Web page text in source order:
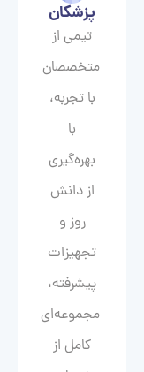
پزشکان
تیمی از
متخصصان
با تجربه،
با
بهره‌گیری
از دانش
روز و
تجهیزات
پیشرفته،
مجموعه‌ای
کامل از